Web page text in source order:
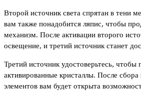
Второй источник света спрятан в тени
вам также понадобится ляпис, чтобы
механизм. После активации второго
освещение, и третий источник станет
Третий источник удостоверьтесь, чтобы
активированные кристаллы. После сбора
элементов вам будет открыта